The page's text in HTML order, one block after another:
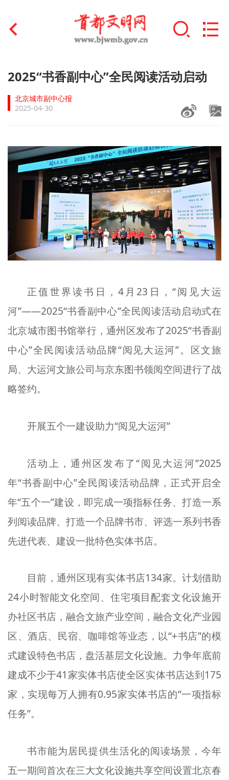
首页
文明创建
文明培育
+
未成年人思想道德建设
榜样人物
+
身边好人
文明评论
宣传思想文化人才
专题
资料库
+
2025“书香副中心”全民阅读活动启动
北京城市副中心报
2025-04-30
正值世界读书日，4月23日，“阅见大运
河”——2025“书香副中心”全民阅读活动启动式在
北京城市图书馆举行，通州区发布了2025“书香副
中心”全民阅读活动品牌“阅见大运河”。区文旅
局、大运河文旅公司与京东图书领阅空间进行了战
略签约。
开展五个一建设助力“阅见大运河”
活动上，通州区发布了“阅见大运河”2025
年“书香副中心”全民阅读活动品牌，正式开启全
年“五个一”建设，即完成一项指标任务、打造一系
列阅读品牌、打造一个品牌书市、评选一系列书香
先进代表、建设一批特色实体书店。
目前，通州区现有实体书店134家。计划借助
24小时智能文化空间、住宅项目配套文化设施开
办社区书店，融合文旅产业空间，融合文化产业园
区、酒店、民宿、咖啡馆等业态，以“+书店”的模
式建设特色书店，盘活基层文化设施。力争年底前
建成不少于41家实体书店使全区实体书店达到175
家，实现每万人拥有0.95家实体书店的“一项指标
任务”。
书市能为居民提供生活化的阅读场景，今年
五一期间首次在三大文化设施共享空间设置北京春